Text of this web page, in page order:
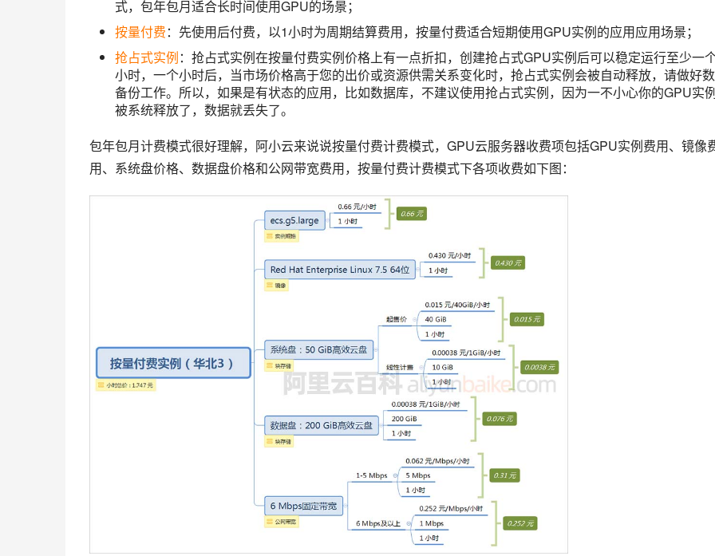
式，包年包月适合长时间使用GPU的场景；
按量付费：先使用后付费，以1小时为周期结算费用，按量付费适合短期使用GPU实例的应用应用场景；
抢占式实例：抢占式实例在按量付费实例价格上有一点折扣，创建抢占式GPU实例后可以稳定运行至少一
小时，一个小时后，当市场价格高于您的出价或资源供需关系变化时，抢占式实例会被自动释放，请做好
备份工作。所以，如果是有状态的应用，比如数据库，不建议使用抢占式实例，因为一不小心你的GPU实
被系统释放了，数据就丢失了。
包年包月计费模式很好理解，阿小云来说说按量付费计费模式，GPU云服务器收费项包括GPU实例费用、镜像
用、系统盘价格、数据盘价格和公网带宽费用，按量付费计费模式下各项收费如下图：